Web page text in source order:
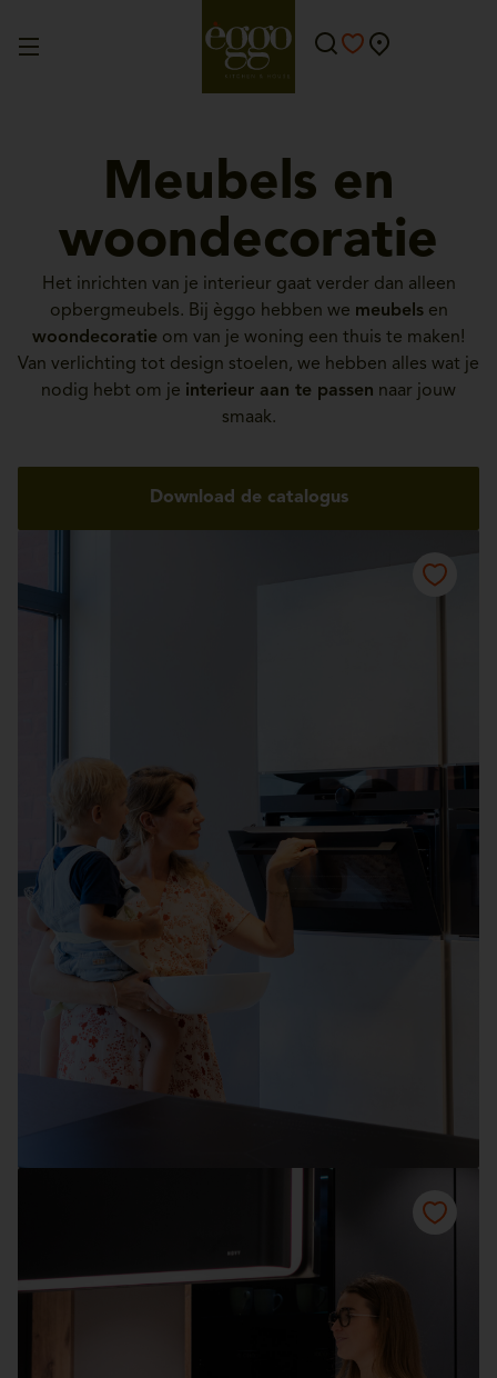
Meubels en
woondecoratie
Het inrichten van je interieur gaat verder dan alleen
opbergmeubels. Bij èggo hebben we meubelsen
woondecoratie om van je woning een thuis te maken!
Van verlichting tot design stoelen, we hebben alles wat je
nodig hebt om je interieur aan te passen naar jouw
smaak.
Download de catalogus